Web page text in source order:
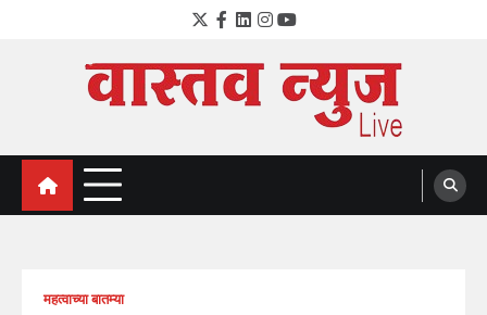
Twitter
Facebook
LinkedIn
Instagram
YouTube
VastavNEWSLive.com
a leading NEWS portal of Maharahstra
महत्वाच्या बातम्या